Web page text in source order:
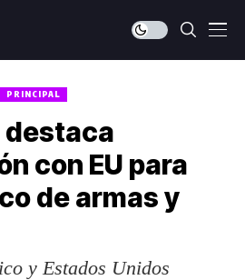
PRINCIPAL
destaca
con EU para
de armas y
y Estados Unidos